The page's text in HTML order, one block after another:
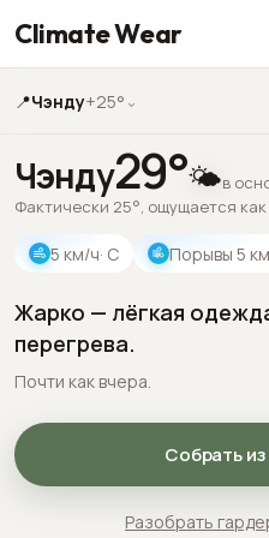
Climate Wear
📍Чэнду+25° ⌄
Чэнду29°🌤️в
Фактически 25°, ощущается как
5 км/ч· С Порывы 5
Жарко — лёгкая
перегрева.
Почти как вчера.
Собрать
Разобрать